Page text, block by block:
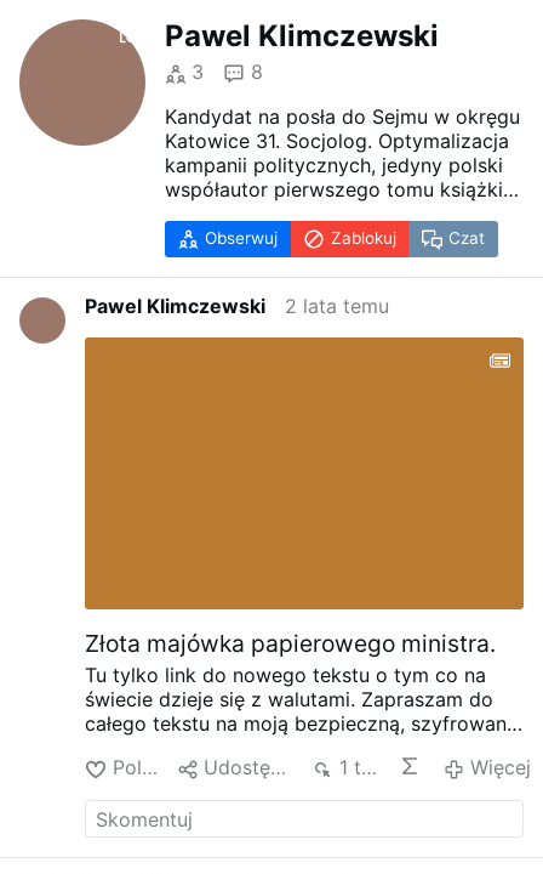
Pawel Klimczewski
3
8
Kandydat na posła do Sejmu w okręgu
Katowice 31. Socjolog. Optymalizacja
kampanii politycznych, jedyny polski
współautor pierwszego tomu książki
naukowców i lekarzy", w której
odtwarza przebieg modelu
epidemiologicznego SEIR dla Polski w
I połowie 2020 roku. Współautor
kolejnych tomów tej serii.
Obserwuj Zablokuj Czat
Pawel Klimczewski 2 lata temu
Złota majówka papierowego ministra.
Tu tylko link do nowego tekstu o tym co na
świecie dzieje się z walutami. Zapraszam do
całego tekstu na moją bezpieczną, szyfrowaną
FB to jego strata w przychodach reklamowych.
Na mojej stronie w pasku szukania , lupka po
prawej u góry, możecie przeszukać moje
teksty i znaleźć dla siebie coś ciekawego.
Polub Udostępnij 1 tys. Więcej